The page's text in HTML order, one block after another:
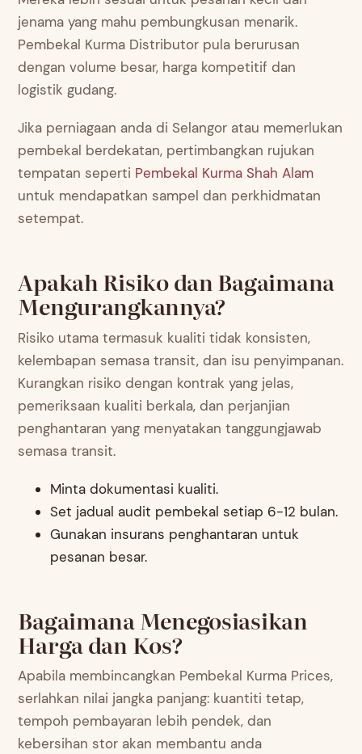
jenama yang mahu pembungkusan menarik.
Pembekal Kurma Distributor pula berurusan
dengan volume besar, harga kompetitif dan
logistik gudang.
Jika perniagaan anda di Selangor atau memerlukan
pembekal berdekatan, pertimbangkan rujukan
tempatan seperti Pembekal Kurma Shah Alam
untuk mendapatkan sampel dan perkhidmatan
setempat.
Apakah Risiko dan Bagaimana
Mengurangkannya?
Risiko utama termasuk kualiti tidak konsisten,
kelembapan semasa transit, dan isu penyimpanan.
Kurangkan risiko dengan kontrak yang jelas,
pemeriksaan kualiti berkala, dan perjanjian
penghantaran yang menyatakan tanggungjawab
semasa transit.
Minta dokumentasi kualiti.
Set jadual audit pembekal setiap 6-12 bulan.
Gunakan insurans penghantaran untuk
pesanan besar.
Bagaimana Menegosiasikan
Harga dan Kos?
Apabila membincangkan Pembekal Kurma Prices,
serlahkan nilai jangka panjang: kuantiti tetap,
tempoh pembayaran lebih pendek, dan
kebersihan stor akan membantu anda